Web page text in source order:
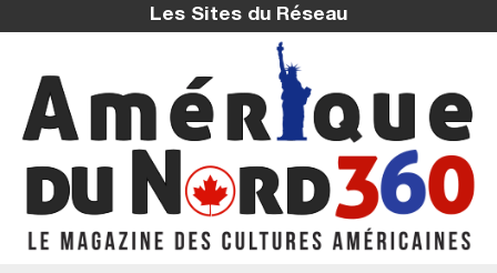
Les Sites du Réseau